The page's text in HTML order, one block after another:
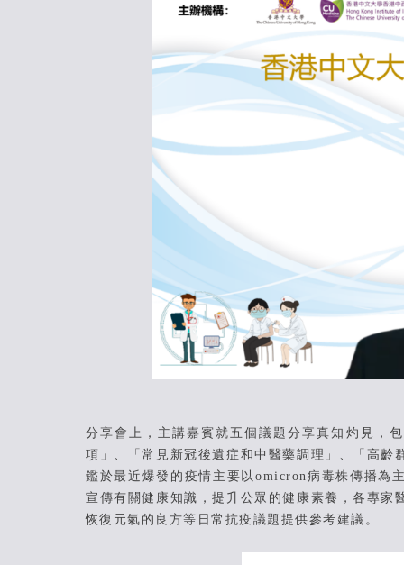
分享會上，主講嘉賓就五個議題分享真知灼見，
項」、「常見新冠後遺症和中醫藥調理」、「高
鑑於最近爆發的疫情主要以omicron病毒株傳播為
宣傳有關健康知識，提升公眾的健康素養，各專
恢復元氣的良方等日常抗疫議題提供參考建議。